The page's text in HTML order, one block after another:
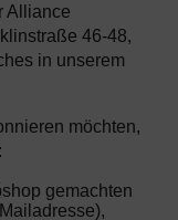
Alliance
46-48,
in unserem
möchten,
gemachten